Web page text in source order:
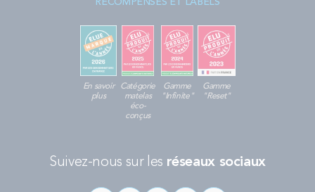
RÉCOMPENSES ET LABELS
En savoir
plus
Catégorie
matelas
éco-
conçus
Gamme
"Infinite"
Gamme
"Reset"
Suivez-nous sur les réseaux sociaux